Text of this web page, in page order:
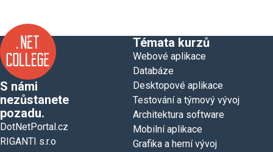
S námi
nezůstanete
pozadu.
DotNetPortal.cz
RIGANTI s.r.o
Témata kurzů
Webové aplikace
Databáze
Desktopové aplikace
Testování a týmový vývoj
Architektura software
Mobilní aplikace
Grafika a herní vývoj